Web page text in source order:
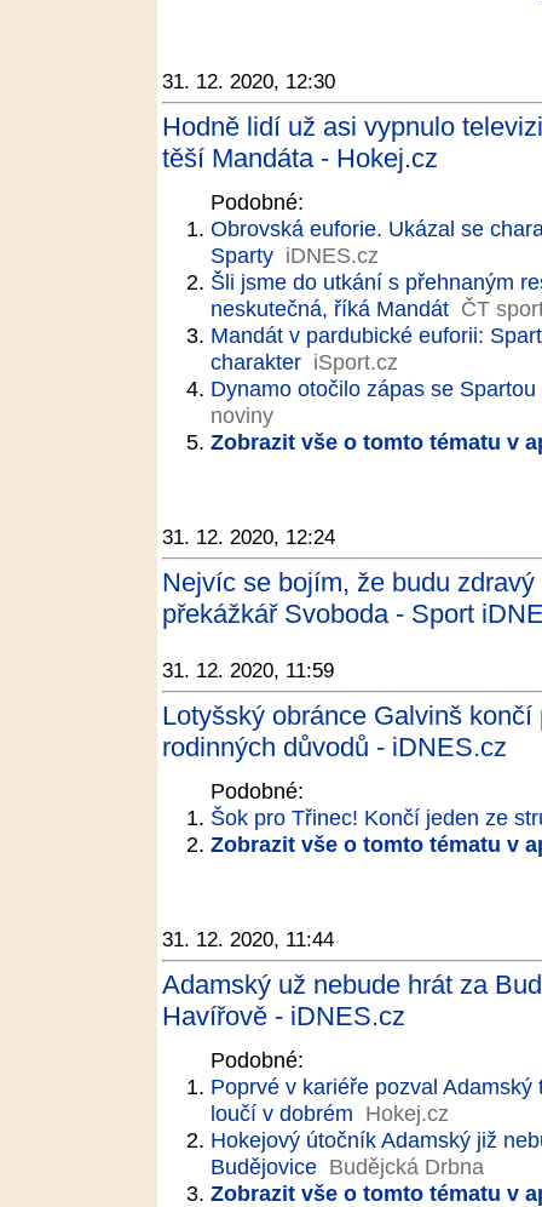
31. 12. 2020, 12:30
Hodně lidí už asi vypnulo
těší Mandáta - Hokej.cz
Podobné:
Obrovská euforie. Ukázal se
Sparty iDNES.cz
Šli jsme do utkání s přehnaným
neskutečná, říká Mandát ČT
Mandát v pardubické euforii:
charakter iSport.cz
Dynamo otočilo zápas se
noviny
Zobrazit vše o tomto tématu v
31. 12. 2020, 12:24
Nejvíc se bojím, že budu
překážkář Svoboda - Sport
31. 12. 2020, 11:59
Lotyšský obránce Galvinš
rodinných důvodů - iDNES.cz
Podobné:
Šok pro Třinec! Končí jeden ze
Zobrazit vše o tomto tématu v
31. 12. 2020, 11:44
Adamský už nebude hrát za
Havířově - iDNES.cz
Podobné:
Poprvé v kariéře pozval
loučí v dobrém Hokej.cz
Hokejový útočník Adamský již
Budějovice Budějcká Drbna
Zobrazit vše o tomto tématu v